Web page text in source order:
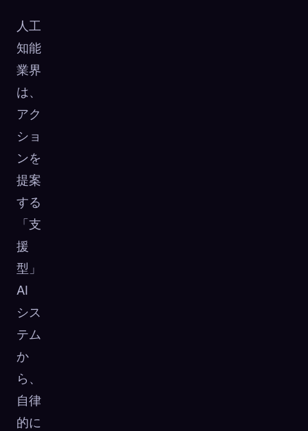
人工
知能
業界
は、
アク
ショ
ンを
提案
する
「支
援
型」
AI
シス
テム
か
ら、
自律
的に
☁️